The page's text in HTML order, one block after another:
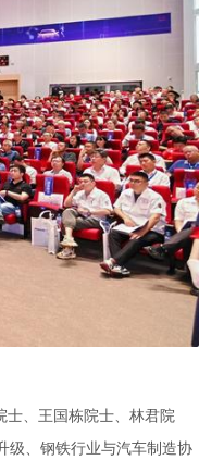
士、王国栋院士、林君院
级、钢铁行业与汽车制造协